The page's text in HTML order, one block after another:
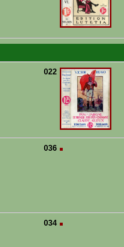
022
036
034